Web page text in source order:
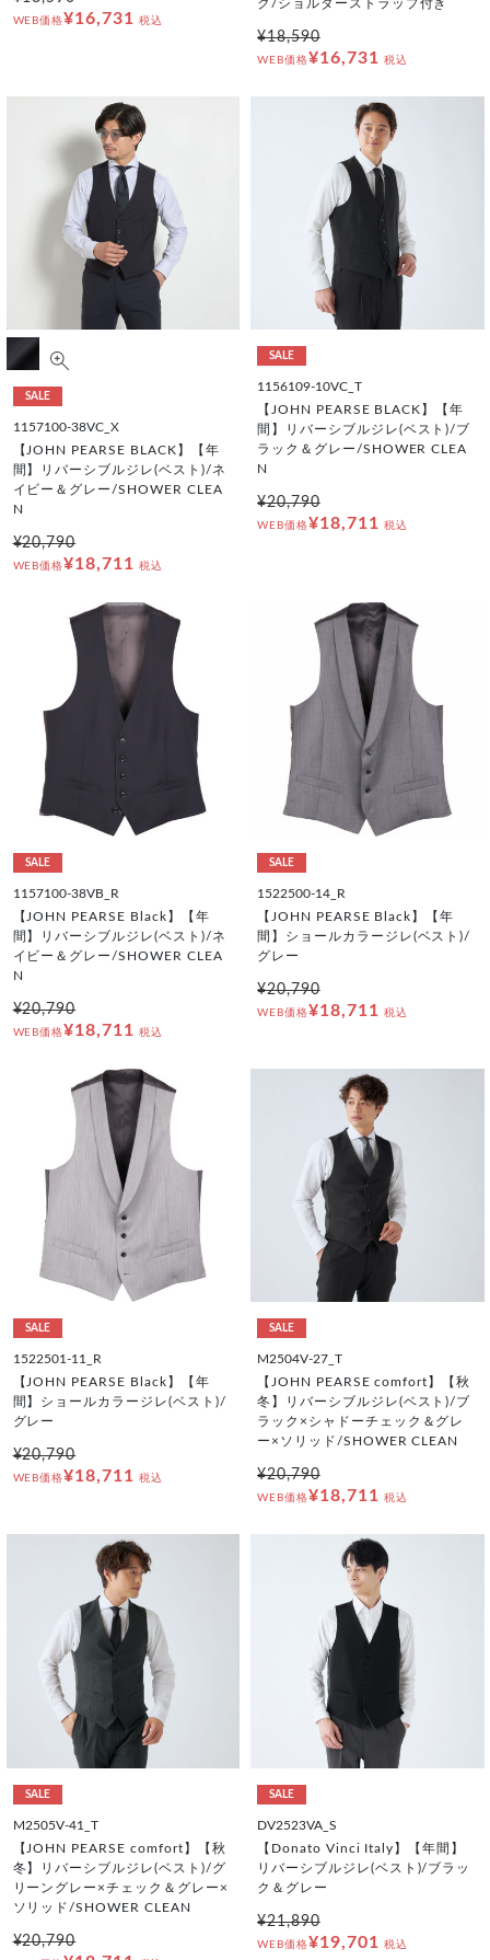
WEB価格¥16,731 税込
ク/ショルダーストラップ付き
¥18,590
WEB価格¥16,731 税込
SALE
1157100-38VC_X
【JOHN PEARSE BLACK】【年
間】リバーシブルジレ(ベスト)/ネ
イビー＆グレー/SHOWER CLEA
N
¥20,790
WEB価格¥18,711 税込
SALE
1156109-10VC_T
【JOHN PEARSE BLACK】【年
間】リバーシブルジレ(ベスト)/ブ
ラック＆グレー/SHOWER CLEA
N
¥20,790
WEB価格¥18,711 税込
SALE
1157100-38VB_R
【JOHN PEARSE Black】【年
間】リバーシブルジレ(ベスト)/ネ
イビー＆グレー/SHOWER CLEA
N
¥20,790
WEB価格¥18,711 税込
SALE
1522500-14_R
【JOHN PEARSE Black】【年
間】ショールカラージレ(ベスト)/
グレー
¥20,790
WEB価格¥18,711 税込
SALE
1522501-11_R
【JOHN PEARSE Black】【年
間】ショールカラージレ(ベスト)/
グレー
¥20,790
WEB価格¥18,711 税込
SALE
M2504V-27_T
【JOHN PEARSE comfort】【秋
冬】リバーシブルジレ(ベスト)/ブ
ラック×シャドーチェック＆グレ
ー×ソリッド/SHOWER CLEAN
¥20,790
WEB価格¥18,711 税込
SALE
M2505V-41_T
【JOHN PEARSE comfort】【秋
冬】リバーシブルジレ(ベスト)/グ
リーングレー×チェック＆グレー×
ソリッド/SHOWER CLEAN
¥20,790
SALE
DV2523VA_S
【Donato Vinci Italy】【年間】
リバーシブルジレ(ベスト)/ブラッ
ク＆グレー
¥21,890
WEB価格¥19,701 税込